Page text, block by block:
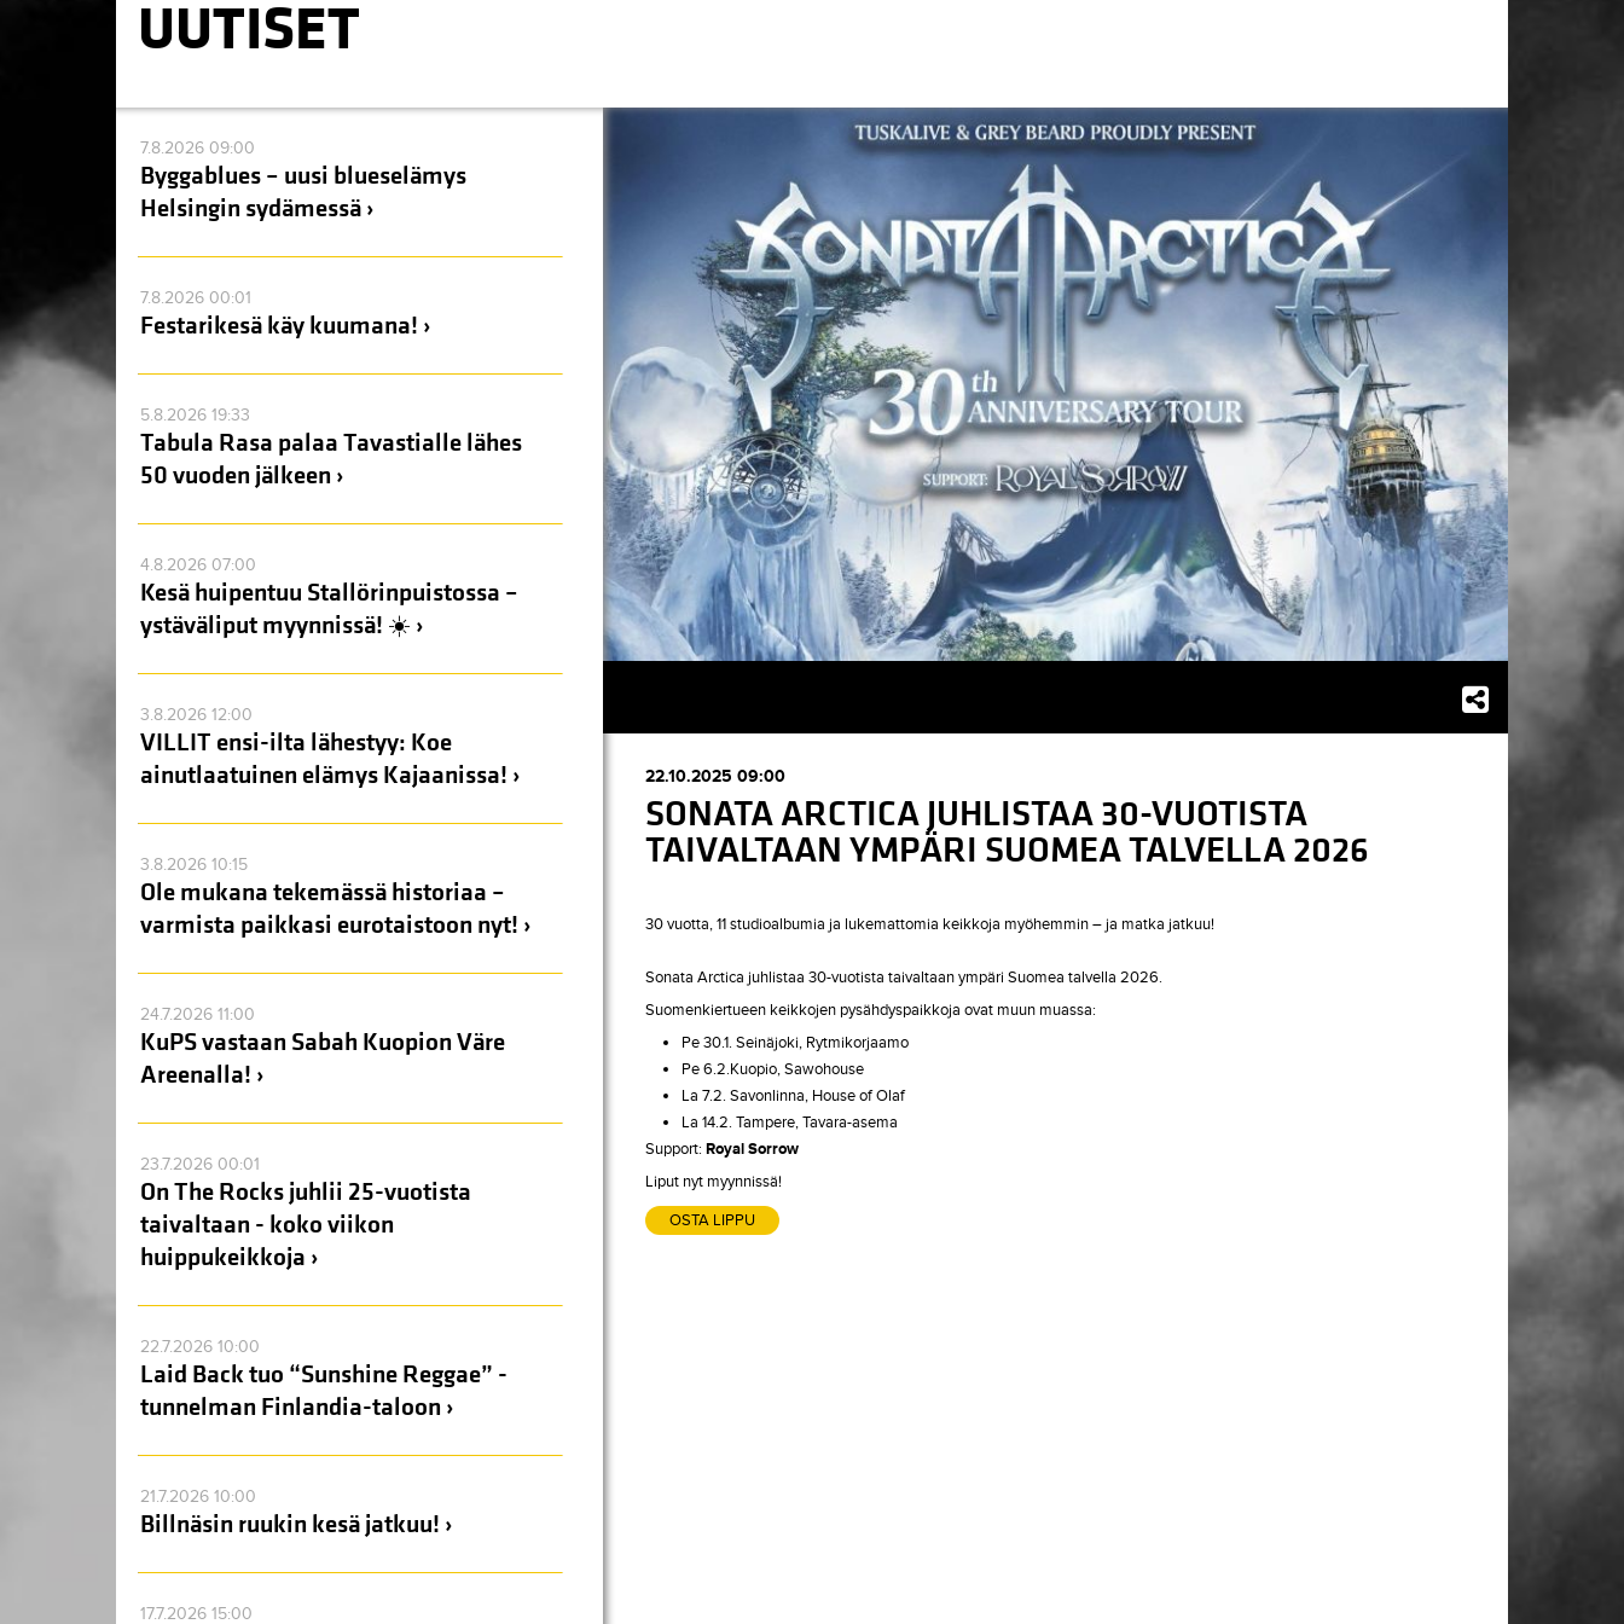
UUTISET
22.10.2025 09:00
SONATA ARCTICA JUHLISTAA 30-VUOTISTA
TAIVALTAAN YMPÄRI SUOMEA TALVELLA 2026
30 vuotta, 11 studioalbumia ja lukemattomia keikkoja myöhemmin – ja matka jatkuu!
Sonata Arctica juhlistaa 30-vuotista taivaltaan ympäri Suomea talvella 2026.
Suomenkiertueen keikkojen pysähdyspaikkoja ovat muun muassa:
Pe 30.1. Seinäjoki, Rytmikorjaamo
Pe 6.2.Kuopio, Sawohouse
La 7.2. Savonlinna, House of Olaf
La 14.2. Tampere, Tavara-asema
Support: Royal Sorrow
Liput nyt myynnissä!
OSTA LIPPU
7.8.2026 09:00
Byggablues – uusi blueselämys
Helsingin sydämessä ›
7.8.2026 00:01
Festarikesä käy kuumana! ›
5.8.2026 19:33
Tabula Rasa palaa Tavastialle lähes
50 vuoden jälkeen ›
4.8.2026 07:00
Kesä huipentuu Stallörinpuistossa –
ystäväliput myynnissä! ☀️ ›
3.8.2026 12:00
VILLIT ensi-ilta lähestyy: Koe
ainutlaatuinen elämys Kajaanissa! ›
3.8.2026 10:15
Ole mukana tekemässä historiaa –
varmista paikkasi eurotaistoon nyt! ›
24.7.2026 11:00
KuPS vastaan Sabah Kuopion Väre
Areenalla! ›
23.7.2026 00:01
On The Rocks juhlii 25-vuotista
taivaltaan - koko viikon
huippukeikkoja ›
22.7.2026 10:00
Laid Back tuo “Sunshine Reggae” -
tunnelman Finlandia-taloon ›
21.7.2026 10:00
Billnäsin ruukin kesä jatkuu! ›
17.7.2026 15:00